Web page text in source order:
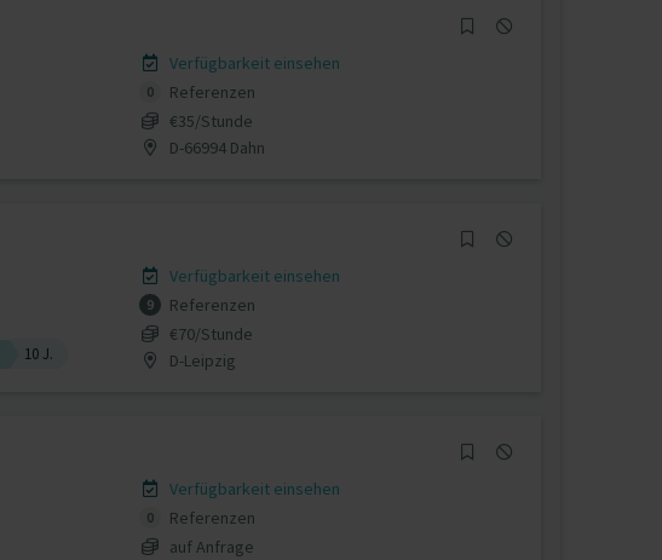
Verfügbarkeit einsehen
0
Referenzen
€35/Stunde
D-66994 Dahn
10 J.
Verfügbarkeit einsehen
9
Referenzen
€70/Stunde
D-Leipzig
Verfügbarkeit einsehen
0
Referenzen
auf Anfrage